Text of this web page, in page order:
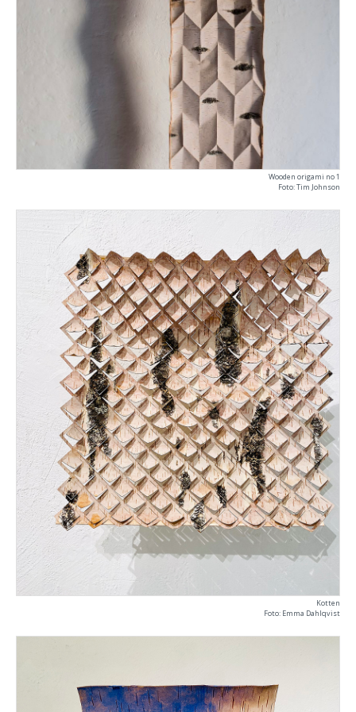
Wooden origami no 1
Foto: Tim Johnson
Kotten
Foto: Emma Dahlqvist